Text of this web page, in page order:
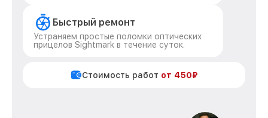
Быстрый ремонт
Устраняем простые поломки оптических
прицелов Sightmark в течение суток.
Стоимость работ от 450₽